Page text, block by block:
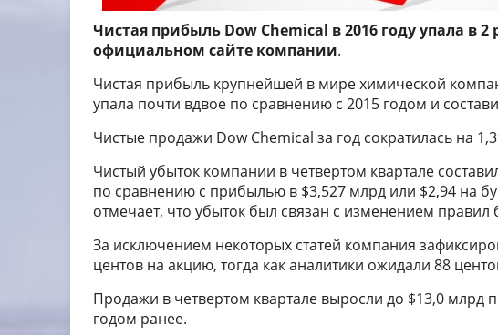
Чистая прибыль Dow Chemical в 2016 году упала в 2
официальном сайте компании.
Чистая прибыль крупнейшей в мире химической
упала почти вдвое по сравнению с 2015 годом и
Чистые продажи Dow Chemical за год сократилась на
Чистый убыток компании в четвертом квартале
по сравнению с прибылью в $3,527 млрд или $2,94 на
отмечает, что убыток был связан с изменением правил
За исключением некоторых статей компания
центов на акцию, тогда как аналитики ожидали 88
Продажи в четвертом квартале выросли до $13,0 млрд
годом ранее.